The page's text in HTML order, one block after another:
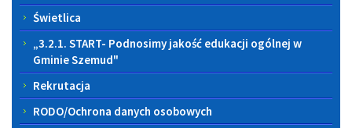
Świetlica
„3.2.1. START- Podnosimy jakość edukacji ogólnej w
Gminie Szemud"
Rekrutacja
RODO/Ochrona danych osobowych